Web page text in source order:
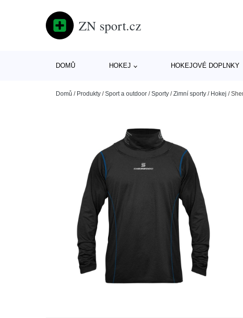
ZN sport.cz
DOMŮ HOKEJ HOKEJOVÉ DOPLNKY
Domů / Produkty /Sport a outdoor /Sporty /Zimní sporty / Hokej /